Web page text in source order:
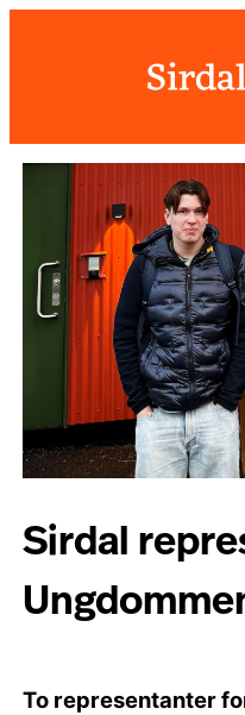
Sirdal
To representanter